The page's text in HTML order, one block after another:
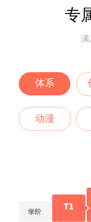
专
满
体系
动漫